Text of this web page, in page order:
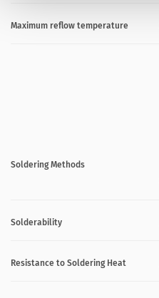
Maximum reflow temperature
Soldering Methods
Solderability
Resistance to Soldering Heat